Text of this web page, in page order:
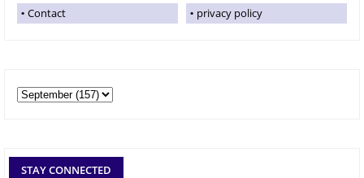
Contact
privacy policy
STAY CONNECTED